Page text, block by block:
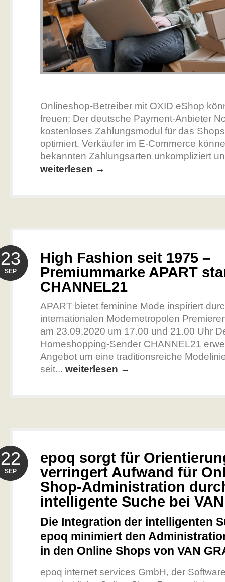
Onlineshop-Betreiber mit OXID eShop
freuen: Der deutsche Payment-Anbieter
kostenloses Zahlungsmodul für das
optimiert. Verkäufer im E-Commerce
bekannten Zahlungsarten unkompliziert
weiterlesen →
High Fashion seit 1975 –
Premiummarke APART
CHANNEL21
23
SEP
APART bietet feminine Mode inspiriert
internationalen Modemetropolen
am 23.09.2020 um 17.00 und 21.00 Uhr
Homeshopping-Sender CHANNEL21
Angebot um eine traditionsreiche
seit... weiterlesen →
epoq sorgt für
verringert Aufwand für
Shop-Administration
intelligente Suche bei
22
SEP
Die Integration der intelligenten
epoq minimiert den
in den Online Shops von VAN
epoq internet services GmbH, der